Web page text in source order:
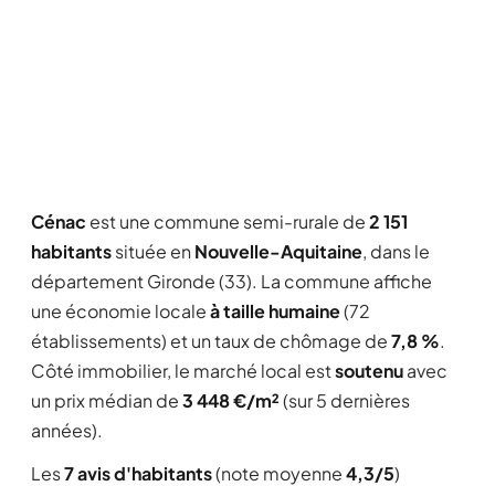
Cénac est une commune semi-rurale de2 151
habitantssituée en Nouvelle-Aquitaine, dans le
département Gironde (33). La commune affiche
une économie localeà taille humaine(72
établissements) et un taux de chômage de7,8 %.
Côté immobilier, le marché local estsoutenuavec
un prix médian de3 448 €/m²(sur 5 dernières
années).
Les7 avis d'habitants(note moyenne4,3/5)